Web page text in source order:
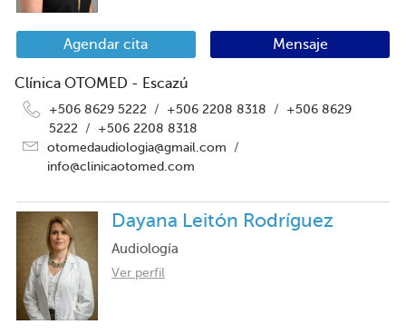
Agendar cita Mensaje
Clínica OTOMED - Escazú
+506 8629 5222 / +506 2208 8318 /
+506 8629
5222 /
+506 2208 8318
otomedaudiologia@gmail.com /
info@clinicaotomed.com
Dayana Leitón Rodríguez
Audiología
Ver perfil